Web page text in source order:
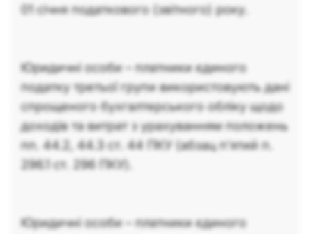
01 січня податкового (звітного) року.
Юридичні особи – платники єдиного
податку третьої групи використовують дані
спрощеного бухгалтерського обліку щодо
доходів та витрат з урахуванням положень
пп. 44.2, 44.3 ст. 44 ПКУ (абзац п’ятий п.
296.1 ст. 296 ПКУ).
Юридичні особи – платники єдиного